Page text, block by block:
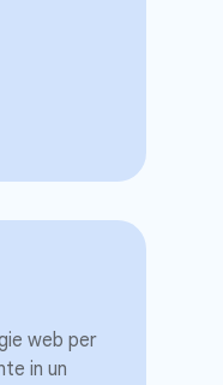
web per
in un